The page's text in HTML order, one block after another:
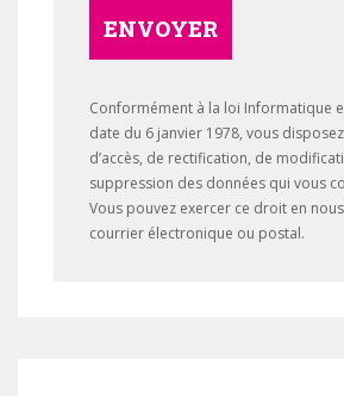
ENVOYER
Conformément à la loi Informatique
date du 6 janvier 1978, vous
d’accès, de rectification, de
suppression des données qui vous
Vous pouvez exercer ce droit en
courrier électronique ou postal.